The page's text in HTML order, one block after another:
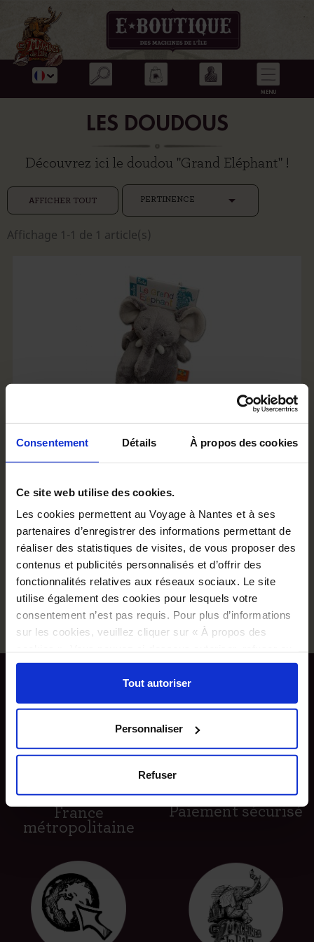
Consentement Détails À propos des cookies
Ce site web utilise des cookies.
Les cookies permettent au Voyage à Nantes et à ses
partenaires d’enregistrer des informations permettant de
réaliser des statistiques de visites, de vous proposer des
contenus et publicités personnalisés et d’offrir des
fonctionnalités relatives aux réseaux sociaux. Le site
utilise également des cookies pour lesquels votre
consentement n’est pas requis. Pour plus d’informations
sur les cookies, veuillez cliquer sur « À propos des
sélectionner les cookies selon les finalités via l'onglet
« Détails ». À tout moment, vous pouvez modifier votre
choix en cliquant sur le lien « Cookies » en bas des
Tout autoriser
Personnaliser
Refuser
LES DOUDOUS
Découvrez ici le doudou "Grand Eléphant" !
AFFICHER TOUT PERTINENCE 
Affichage 1-1 de 1 article(s)
DOUDOU ÉLÉPHANT
15,00 €
Ajouter au panier
Livraison gratuite
à partir de 60€ en
France
métropolitaine
Paiement sécurisé